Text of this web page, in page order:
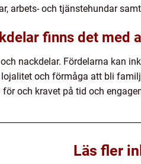
arbets- och tjänstehundar
finns det med
nackdelar. Fördelarna kan
och förmåga att bli
och kravet på tid och
Läs fler